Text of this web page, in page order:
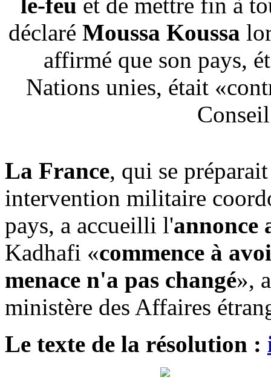
déclaré Moussa Koussa
affirmé que son pays,
Nations unies, était
La France, qui se
intervention militaire
pays, a accueilli l'annonce
Kadhafi «commence à
menace n'a pas changé»,
ministère des Affaires
Le texte de la résolution :